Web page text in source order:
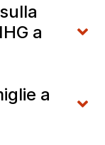
a
a